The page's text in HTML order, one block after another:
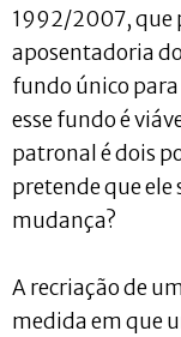
1992/2007, que
aposentadoria
fundo único para
esse fundo é
patronal é dois
pretende que ele
mudança?
A recriação de
medida em que